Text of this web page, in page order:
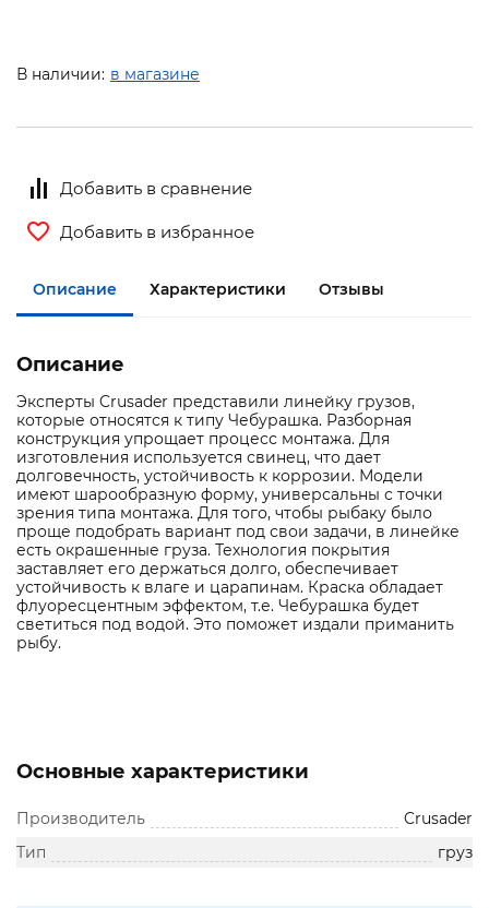
В наличии: в магазине
Добавить в сравнение
Добавить в избранное
Описание Характеристики Отзывы
Описание
Эксперты Crusader представили линейку грузов,
которые относятся к типу Чебурашка. Разборная
конструкция упрощает процесс монтажа. Для
изготовления используется свинец, что дает
долговечность, устойчивость к коррозии. Модели
имеют шарообразную форму, универсальны с точки
зрения типа монтажа. Для того, чтобы рыбаку было
проще подобрать вариант под свои задачи, в линейке
есть окрашенные груза. Технология покрытия
заставляет его держаться долго, обеспечивает
устойчивость к влаге и царапинам. Краска обладает
флуоресцентным эффектом, т.е. Чебурашка будет
светиться под водой. Это поможет издали приманить
рыбу.
Основные характеристики
Производитель
Crusader
Тип
груз